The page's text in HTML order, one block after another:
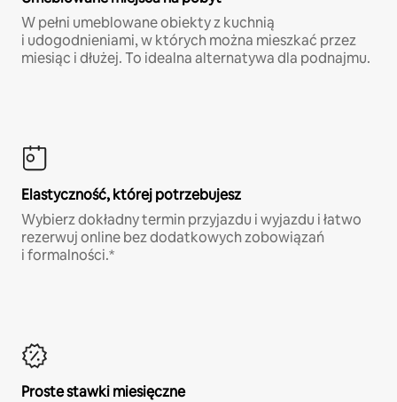
W pełni umeblowane obiekty z kuchnią
i udogodnieniami, w których można mieszkać przez
miesiąc i dłużej. To idealna alternatywa dla podnajmu.
Elastyczność, której potrzebujesz
Wybierz dokładny termin przyjazdu i wyjazdu i łatwo
rezerwuj online bez dodatkowych zobowiązań
i formalności.*
Proste stawki miesięczne